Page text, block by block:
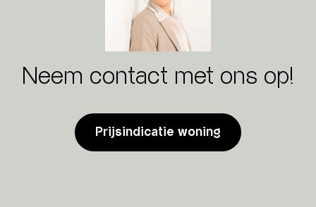
Neem contact met ons op!
Prijsindicatie woning